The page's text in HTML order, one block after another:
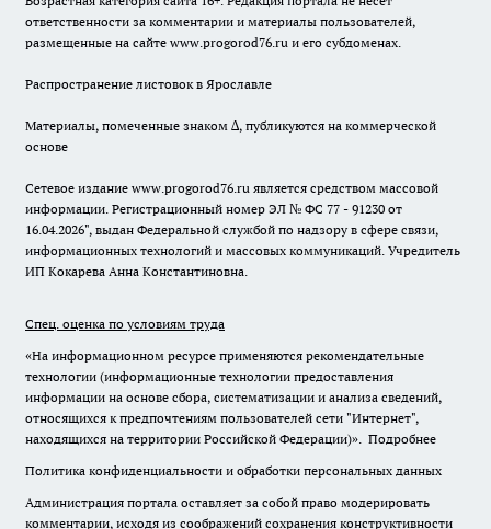
ответственности за комментарии и материалы пользователей,
размещенные на сайте www.progorod76.ru и его субдоменах.
Распространение листовок в Ярославле
Материалы, помеченные знаком ∆, публикуются на коммерческой
основе
Сетевое издание www.progorod76.ru является средством массовой
информации. Регистрационный номер ЭЛ № ФС 77 - 91230 от
16.04.2026", выдан Федеральной службой по надзору в сфере связи,
информационных технологий и массовых коммуникаций. Учредитель
ИП Кокарева Анна Константиновна.
Спец. оценка по условиям труда
«На информационном ресурсе применяются рекомендательные
технологии (информационные технологии предоставления
информации на основе сбора, систематизации и анализа сведений,
относящихся к предпочтениям пользователей сети "Интернет",
находящихся на территории Российской Федерации)». Подробнее
Политика конфиденциальности и обработки персональных данных
Администрация портала оставляет за собой право модерировать
комментарии, исходя из соображений сохранения конструктивности